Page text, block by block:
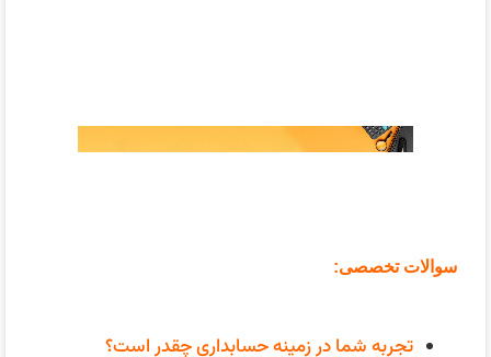
گزارش‌های مالی، مدیریت حساب‌ها و بودجه‌بندی را بر
با چه مفاهیم و اصول حسابداری آشنایی دارید؟
بهای تمام شده، حسابداری دولتی و حسابرسی آشنایی